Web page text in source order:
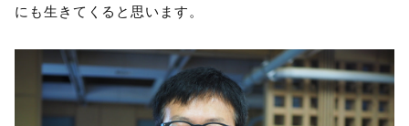
にも生きてくると思います。